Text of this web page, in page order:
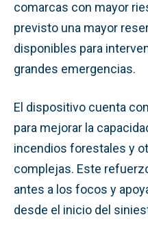
comarcas con mayor
previsto una mayor
disponibles para
grandes emergencias.
El dispositivo cuenta
para mejorar la
incendios forestales y
complejas. Este
antes a los focos y
desde el inicio del